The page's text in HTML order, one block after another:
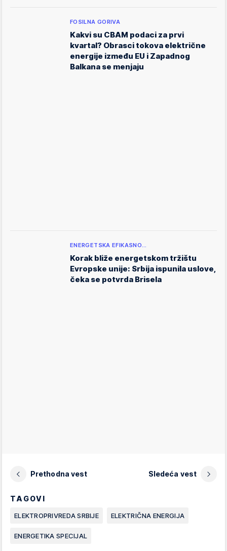
FOSILNA GORIVA
Kakvi su CBAM podaci za prvi
kvartal? Obrasci tokova električne
energije između EU i Zapadnog
Balkana se menjaju
ENERGETSKA EFIKASNO…
Korak bliže energetskom tržištu
Evropske unije: Srbija ispunila uslove,
čeka se potvrda Brisela
Prethodna vest Sledeća vest
TAGOVI
ELEKTROPRIVREDA SRBIJE ELEKTRIČNA ENERGIJA
ENERGETIKA SPECIJAL